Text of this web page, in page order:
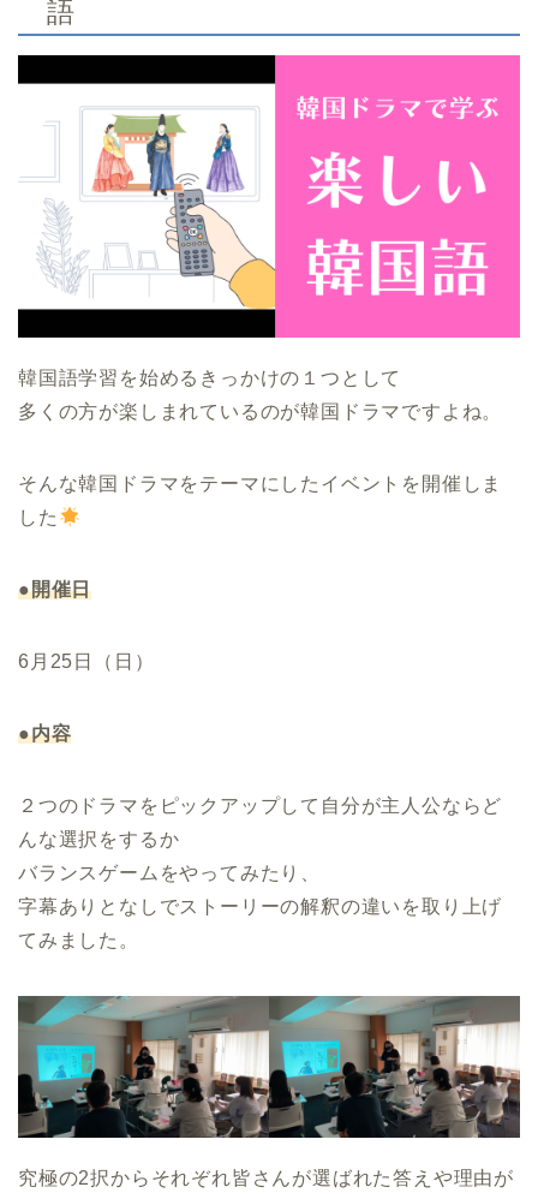
語
韓国語学習を始めるきっかけの１つとして
多くの方が楽しまれているのが韓国ドラマですよね。
そんな韓国ドラマをテーマにしたイベントを開催しま
した
●開催日
6月25日（日）
●内容
２つのドラマをピックアップして自分が主人公ならど
んな選択をするか
バランスゲームをやってみたり、
字幕ありとなしでストーリーの解釈の違いを取り上げ
てみました。
究極の2択からそれぞれ皆さんが選ばれた答えや理由が